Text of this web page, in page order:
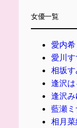
女優一覧
愛内希
愛川
相坂す
逢沢
逢沢み
藍瀬ミ
相月